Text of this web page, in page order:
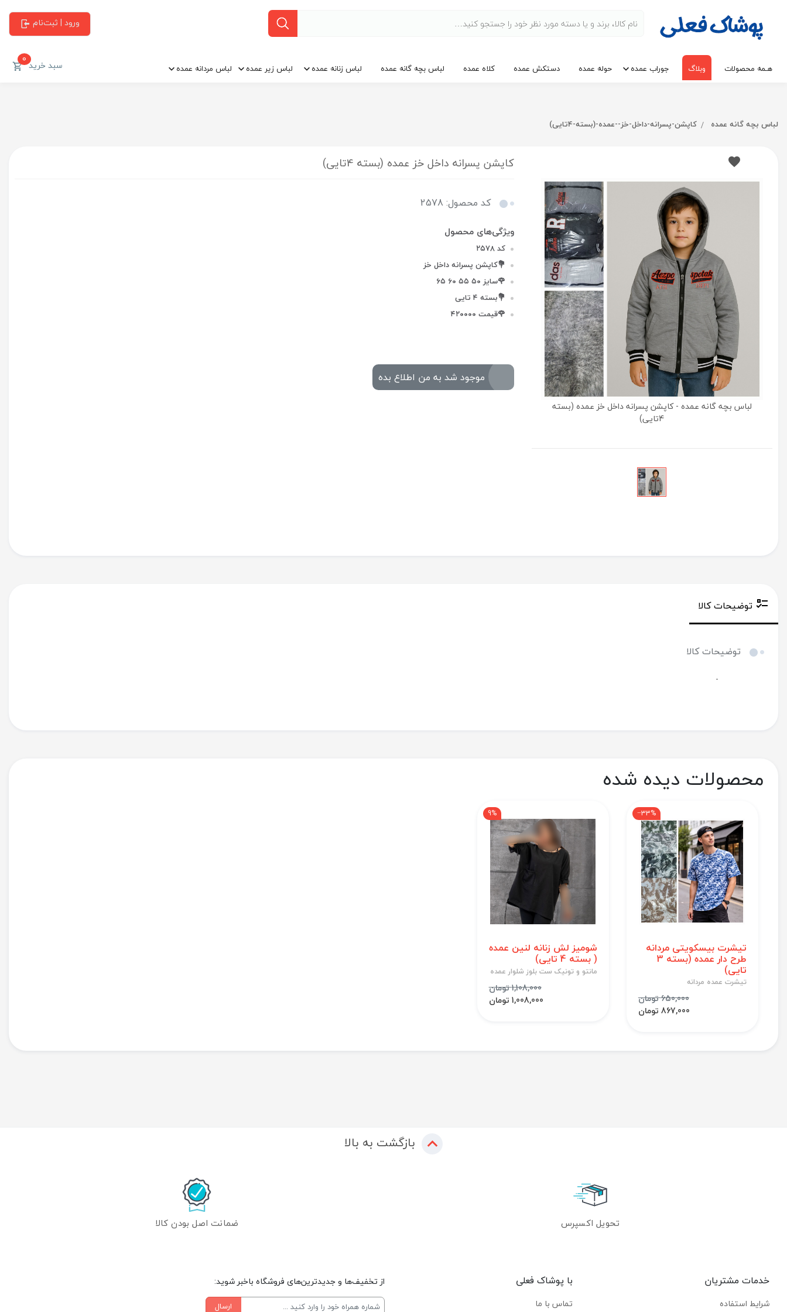
ورود | ثبت‌نام
هـمه محصولات وبلاگ جوراب عمده حوله عمده دستکش عمده کلاه عمده لباس بچه گانه عمده لباس زنانه عمده لباس زیر عمده لباس مردانه عمده سبد خرید0
لباس بچه گانه عمده کاپشن-پسرانه-داخل-خز--عمده-(بسته-4تایی)
لباس بچه گانه عمده - کاپشن پسرانه داخل خز عمده (بسته
4تایی)
کاپشن پسرانه داخل خز عمده (بسته 4تایی)
کد محصول: 2578
کد ۲۵۷۸
💐کاپشن پسرانه داخل خز
🌹سایز ۵۰ ۵۵ ۶۰ ۶۵
💐بسته ۴ تایی
🌹قیمت ۴۲۰۰۰۰
موجود شد به من اطلاع بده
توضیحات کالا
توضیحات کالا
-
محصولات دیده شده
تیشرت بیسکویتی مردانه
طرح دار عمده (بسته 3
تایی)
تیشرت عمده مردانه
650,000 تومان
‎−33%
867,000 تومان
شومیز لش زنانه لنین عمده
( بسته 4 تایی)
مانتو و تونیک ست بلوز شلوار عمده
1,108,000 تومان
9%
1,008,000 تومان
بازگشت به بالا
تحویل اکسپرس ضمانت اصل بودن کالا
خدمات مشتریان
شرایط استفاده
با پوشاک فعلی
تماس با ما
از تخفیف‌ها و جدیدترین‌های فروشگاه باخبر شوید:
ارسال